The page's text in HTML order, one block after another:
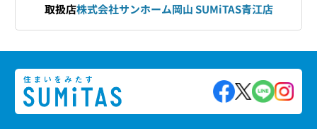
取扱店株式会社サンホーム岡山 SUMiTAS青江店